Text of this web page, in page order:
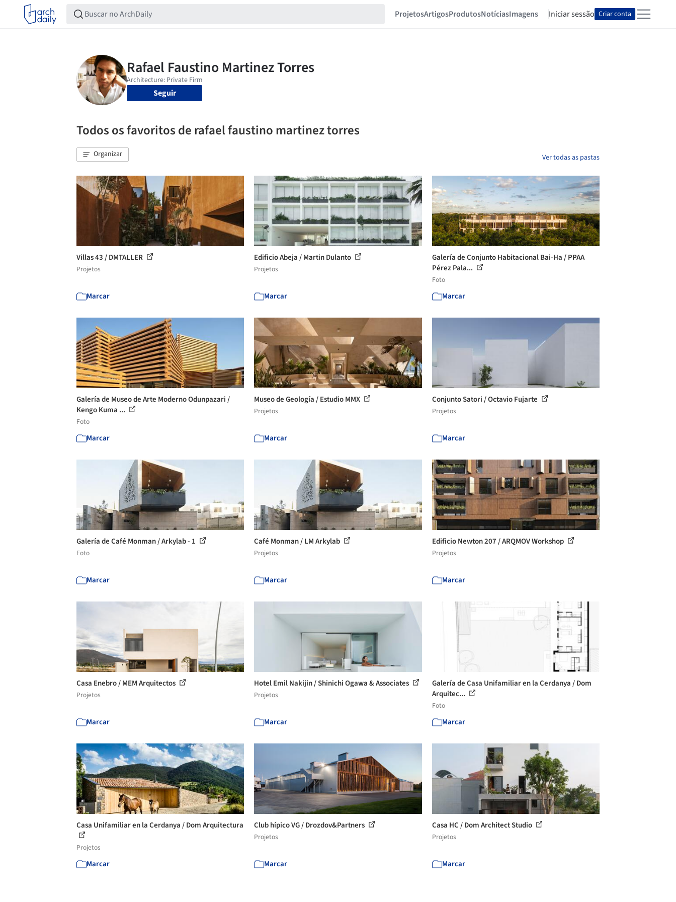
ProjetosArtigosProdutosNotíciasImagens Iniciar sessão Criar conta
Seguir
Todos os favoritos de rafael faustino martinez torres
Organizar Ver todas as pastas
Villas 43 / DMTALLER
Projetos
Marcar
Edificio Abeja / Martin Dulanto
Projetos
Marcar
Galería de Conjunto Habitacional Bai-Ha / PPAA
Pérez Pala...
Foto
Marcar
Galería de Museo de Arte Moderno Odunpazari /
Kengo Kuma ...
Foto
Marcar
Museo de Geología / Estudio MMX
Projetos
Marcar
Conjunto Satori / Octavio Fujarte
Projetos
Marcar
Galería de Café Monman / Arkylab - 1
Foto
Marcar
Café Monman / LM Arkylab
Projetos
Marcar
Edificio Newton 207 / ARQMOV Workshop
Projetos
Marcar
Casa Enebro / MEM Arquitectos
Projetos
Marcar
Hotel Emil Nakijin / Shinichi Ogawa & Associates
Projetos
Marcar
Galería de Casa Unifamiliar en la Cerdanya / Dom
Arquitec...
Foto
Marcar
Casa Unifamiliar en la Cerdanya / Dom Arquitectura
Projetos
Marcar
Club hípico VG / Drozdov&Partners
Projetos
Marcar
Casa HC / Dom Architect Studio
Projetos
Marcar